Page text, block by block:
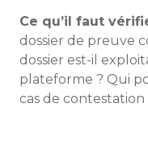
Ce qu’il faut
dossier de preuve
dossier est-il
plateforme ? Qui
cas de contestation